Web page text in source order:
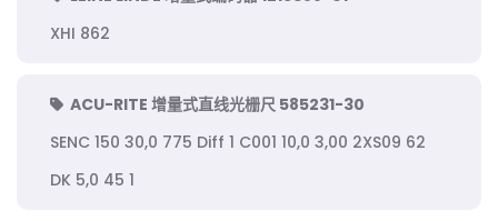
XHI 862
ACU-RITE 增量式直线光栅尺 585231-30
SENC 150 30,0 775 Diff 1 C001 10,0 3,00 2XS09 62
DK 5,0 45 1